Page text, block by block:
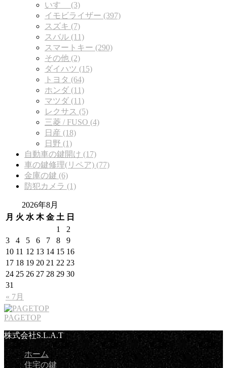
いすゞ (3)
イモビライザー (397)
スズキ (7)
スバル (11)
スマートキー (290)
その他 (2)
ダイハツ (15)
トヨタ (64)
ホンダ (11)
マツダ (11)
レクサス (5)
三菱 / FUSO (4)
日産 (18)
日野 (1)
自動車の鍵開け (17)
車の鍵修理(リペア) (77)
金庫の鍵 (6)
防犯カメラ (1)
2026年8月
月 火 水 木 金 土 日
« 7月
1
2
3
4 5 6 7 8
9
10 11 12 13 14 15 16
17 18 19 20 21 22 23
24 25 26 27 28 29 30
31
PAGETOP
株式会社S.L.A.T
ホーム
住宅の鍵